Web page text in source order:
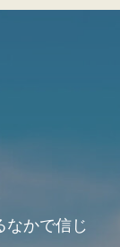
かで信じ